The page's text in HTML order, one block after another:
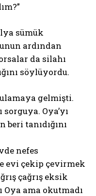
sümük
ardından
da silahı
söylüyordu.
gelmişti.
Oya’yı
tanıdığını
nefes
evi çekip çevirmek
çağrış eksik
Oya ama okutmadı